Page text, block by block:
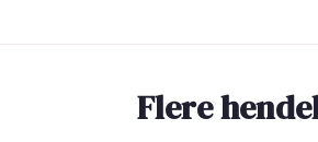
Flere